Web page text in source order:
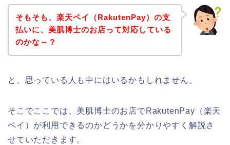
そもそも、楽天ペイ（RakutenPay）の支
払いに、美肌博士のお店って対応している
のかな～？
と、思っている人も中にはいるかもしれません。
そこでここでは、美肌博士のお店でRakutenPay（楽天
ペイ）が利用できるのかどうかを分かりやすく解説さ
せていただきます。